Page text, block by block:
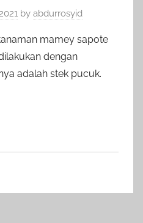
by abdurrosyid
mamey sapote
dengan
adalah stek pucuk.